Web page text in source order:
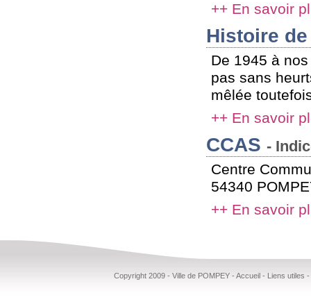
++ En savoir
Histoire
De 1945 à
pas sans
mêlée
++ En savoir
CCAS -
Centre
54340
++ En savoir
Copyright 2009 - Ville de POMPEY - Accueil- Liens utiles -